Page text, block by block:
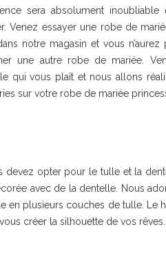
sera absolument inoubliable
Venez essayer une robe de
notre magasin et vous
une autre robe de mariée.
qui vous plaît et nous allons
sur votre robe de mariée
opter pour le tulle et la
avec de la dentelle. Nous
plusieurs couches de tulle. Le
créer la silhouette de vos rêves.